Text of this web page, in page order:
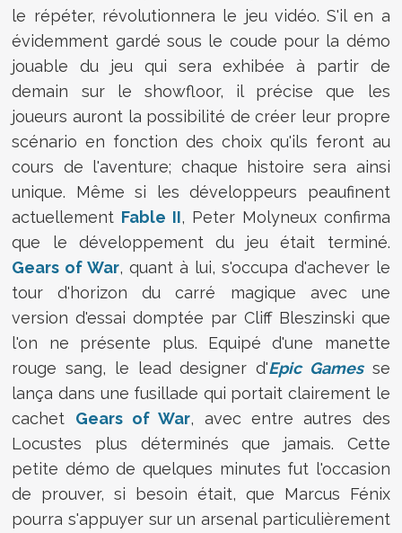
le répéter, révolutionnera le jeu vidéo. S'il en a
évidemment gardé sous le coude pour la démo
jouable du jeu qui sera exhibée à partir de
demain sur le showfloor, il précise que les
joueurs auront la possibilité de créer leur propre
scénario en fonction des choix qu'ils feront au
cours de l'aventure; chaque histoire sera ainsi
unique. Même si les développeurs peaufinent
actuellement Fable II, Peter Molyneux confirma
que le développement du jeu était terminé.
Gears of War, quant à lui, s'occupa d'achever le
tour d'horizon du carré magique avec une
version d'essai domptée par Cliff Bleszinski que
l'on ne présente plus. Equipé d'une manette
rouge sang, le lead designer d'Epic Gamesse
lança dans une fusillade qui portait clairement le
cachet Gears of War, avec entre autres des
Locustes plus déterminés que jamais. Cette
petite démo de quelques minutes fut l'occasion
de prouver, si besoin était, que Marcus Fénix
pourra s'appuyer sur un arsenal particulièrement